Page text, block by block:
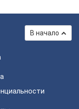
В начало